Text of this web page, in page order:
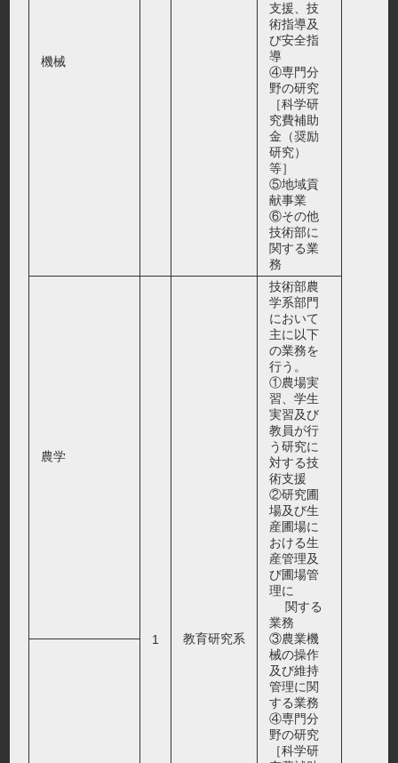
支援、技
術指導及
び安全指
導
④専門分
野の研究
［科学研
究費補助
金（奨励
研究）
等］
⑤地域貢
献事業
⑥その他
技術部に
関する業
務
機械
農学
1 教育研究系
技術部農
学系部門
において
主に以下
の業務を
行う。
①農場実
習、学生
実習及び
教員が行
う研究に
対する技
術支援
②研究圃
場及び生
産圃場に
おける生
産管理及
び圃場管
理に
関する
業務
③農業機
械の操作
及び維持
管理に関
する業務
④専門分
野の研究
［科学研